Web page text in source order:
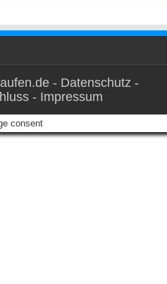
- Datenschutz -
- Impressum
consent